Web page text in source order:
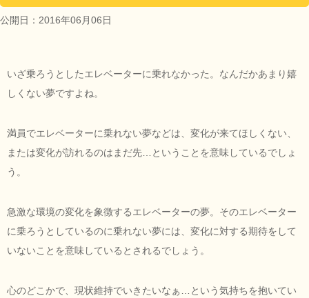
公開日： 2016年06月06日
いざ乗ろうとしたエレベーターに乗れなかった。なんだかあまり嬉
しくない夢ですよね。
満員でエレベーターに乗れない夢などは、変化が来てほしくない、
または変化が訪れるのはまだ先…ということを意味しているでしょ
う。
急激な環境の変化を象徴するエレベーターの夢。そのエレベーター
に乗ろうとしているのに乗れない夢には、変化に対する期待をして
いないことを意味しているとされるでしょう。
心のどこかで、現状維持でいきたいなぁ…という気持ちを抱いてい